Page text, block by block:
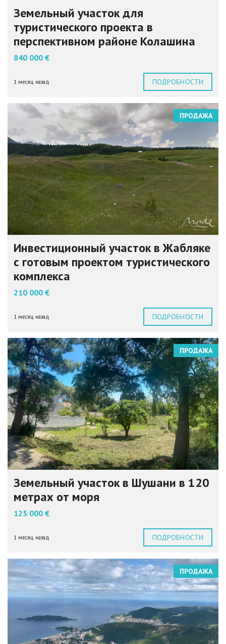
Земельный участок для
туристического проекта в
перспективном районе Колашина
840 000 €
1 месяц назад ПОДРОБНОСТИ
ПРОДАЖА
Инвестиционный участок в Жабляке
с готовым проектом туристического
комплекса
210 000 €
1 месяц назад ПОДРОБНОСТИ
ПРОДАЖА
Земельный участок в Шушани в 120
метрах от моря
125 000 €
1 месяц назад ПОДРОБНОСТИ
ПРОДАЖА